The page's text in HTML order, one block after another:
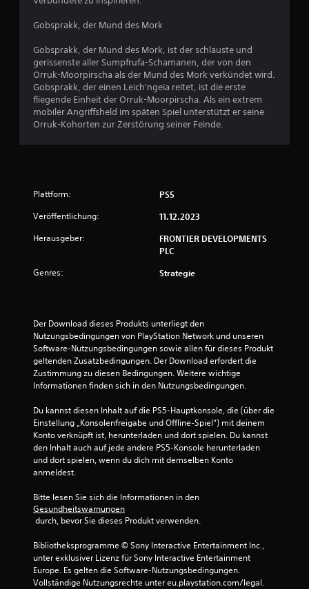
Gobsprakk, der Mund des Mork
Gobsprakk, der Mund des Mork, ist der schlauste und
gerissenste aller Sumpfrufa-Schamanen, der von den
Orruk-Moorpirscha als der Mund des Mork verkündet wird.
Gobsprakk, der einen Leich'ngeia reitet, ist die erste
fliegende Einheit der Orruk-Moorpirscha. Als ein extrem
mobiler Angriffsheld im späten Spiel unterstützt er seine
Orruk-Kohorten zur Zerstörung seiner Feinde.
Plattform: PS5
Veröffentlichung: 11.12.2023
Herausgeber:
FRONTIER DEVELOPMENTS
PLC
Genres: Strategie
Der Download dieses Produkts unterliegt den
Nutzungsbedingungen von PlayStation Network und unseren
Software-Nutzungsbedingungen sowie allen für dieses Produkt
geltenden Zusatzbedingungen. Der Download erfordert die
Zustimmung zu diesen Bedingungen. Weitere wichtige
Informationen finden sich in den Nutzungsbedingungen.
Du kannst diesen Inhalt auf die PS5-Hauptkonsole, die (über die
Einstellung „Konsolenfreigabe und Offline-Spiel“) mit deinem
Konto verknüpft ist, herunterladen und dort spielen. Du kannst
den Inhalt auch auf jede andere PS5-Konsole herunterladen
und dort spielen, wenn du dich mit demselben Konto
anmeldest.
Bitte lesen Sie sich die Informationen in den
Gesundheitswarnungen
durch, bevor Sie dieses Produkt verwenden.
Bibliotheksprogramme © Sony Interactive Entertainment Inc.,
unter exklusiver Lizenz für Sony Interactive Entertainment
Europe. Es gelten die Software-Nutzungsbedingungen.
Vollständige Nutzungsrechte unter eu.playstation.com/legal.